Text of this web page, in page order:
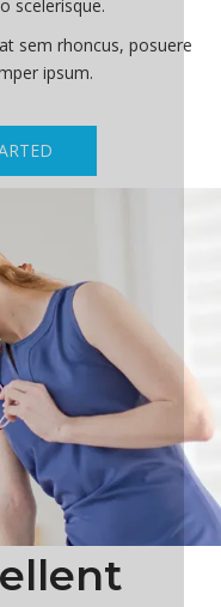
scelerisque.
sem rhoncus, posuere
ipsum.